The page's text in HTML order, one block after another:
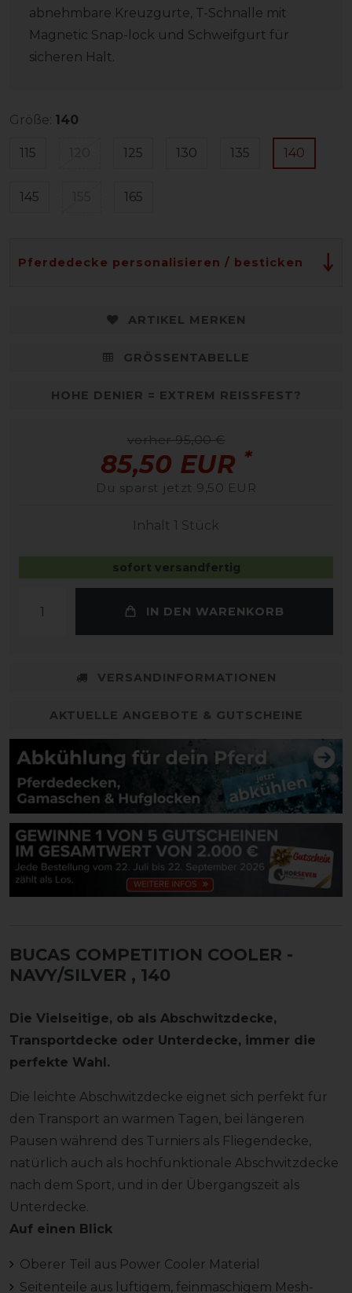
abnehmbare Kreuzgurte, T-Schnalle mit
Magnetic Snap-lock und Schweifgurt für
sicheren Halt.
Größe: 140
115 125 130 135 140
145 165
Pferdedecke personalisieren / besticken
ARTIKEL MERKEN
GRÖSSENTABELLE
HOHE DENIER = EXTREM REISSFEST?
vorher 95,00 €
85,50 EUR *
Du sparst jetzt 9,50 EUR
Inhalt 1 Stück
sofort versandfertig
IN DEN WARENKORB
VERSANDINFORMATIONEN
AKTUELLE ANGEBOTE & GUTSCHEINE
BUCAS COMPETITION COOLER -
NAVY/SILVER , 140
Die Vielseitige, ob als Abschwitzdecke,
Transportdecke oder Unterdecke, immer die
perfekte Wahl.
Die leichte Abschwitzdecke eignet sich perfekt für
den Transport an warmen Tagen, bei längeren
Pausen während des Turniers als Fliegendecke,
natürlich auch als hochfunktionale Abschwitzdecke
nach dem Sport, und in der Übergangszeit als
Unterdecke.
Auf einen Blick
Oberer Teil aus Power Cooler Material
Seitenteile aus luftigem, feinmaschigem Mesh-